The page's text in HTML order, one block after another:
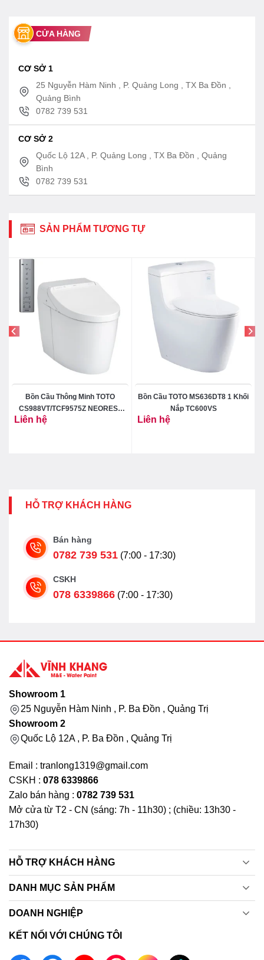
CỬA HÀNG
CƠ SỞ 1
25 Nguyễn Hàm Ninh , P. Quảng Long , TX Ba Đồn ,
Quảng Bình
0782 739 531
CƠ SỞ 2
Quốc Lộ 12A , P. Quảng Long , TX Ba Đồn , Quảng
Bình
0782 739 531
SẢN PHẨM TƯƠNG TỰ
Bồn Cầu Thông Minh TOTO
CS988VT/TCF9575Z NEOREST
Liên hệ
Bồn Cầu TOTO MS636DT8 1 Khối
Nắp TC600VS
Liên hệ
HỖ TRỢ KHÁCH HÀNG
Bán hàng
0782 739 531 (7:00 - 17:30)
CSKH
078 6339866 (7:00 - 17:30)
Showroom 1
25 Nguyễn Hàm Ninh , P. Ba Đồn , Quảng Trị
Showroom 2
Quốc Lộ 12A , P. Ba Đồn , Quảng Trị
Email : tranlong1319@gmail.com
CSKH : 078 6339866
Zalo bán hàng : 0782 739 531
Mở cửa từ T2 - CN (sáng: 7h - 11h30) ; (chiều: 13h30 -
17h30)
HỖ TRỢ KHÁCH HÀNG
DANH MỤC SẢN PHẨM
DOANH NGHIỆP
KẾT NỐI VỚI CHÚNG TÔI